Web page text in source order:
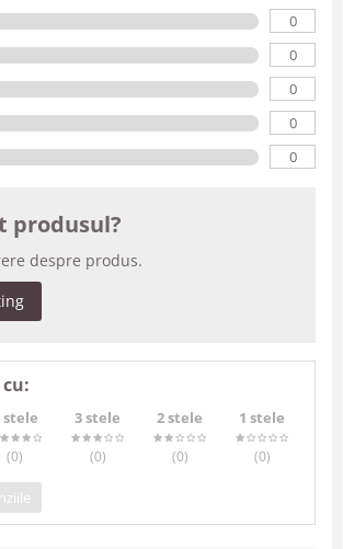
0
0
0
0
0
produsul?
despre produs.
stele
(0)
3 stele
(0)
2 stele
(0)
1 stele
(0)